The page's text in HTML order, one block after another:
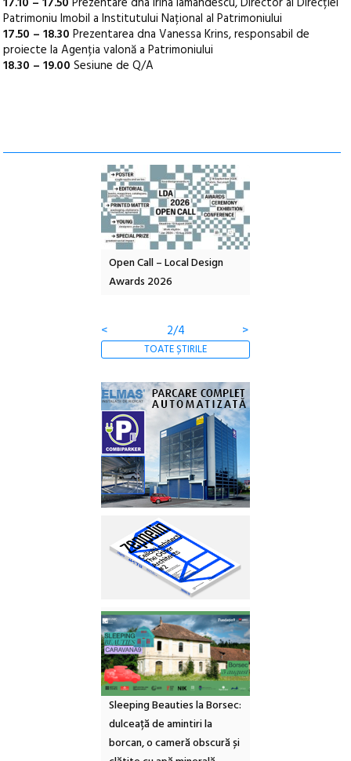
Patrimoniu Imobil a Institutului Național al Patrimoniului
17.50 – 18.30 Prezentarea dna Vanessa Krins, responsabil de
proiecte la Agenția valonă a Patrimoniului
18.30 – 19.00 Sesiune de Q/A
Open Call – Local Design
Awards 2026
<
2/4 >
TOATE ȘTIRILE
Sleeping Beauties la Borsec:
dulceață de amintiri la
borcan, o cameră obscură și